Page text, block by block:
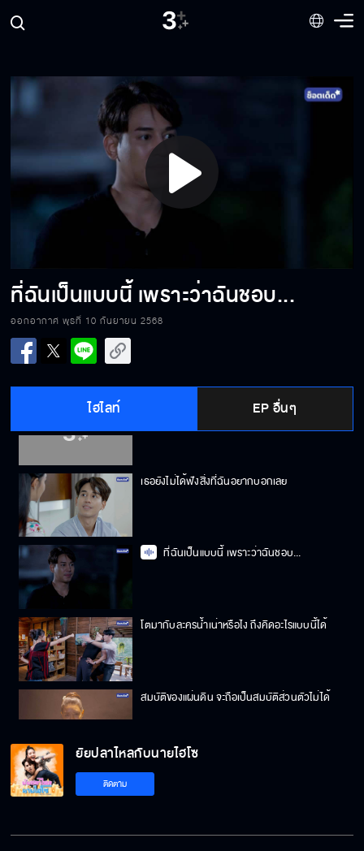
Play
Video
ที่ฉันเป็นแบบนี้ เพราะว่าฉันชอบ...
ออกอากาศ พุธที่ 10 กันยายน 2568
ไฮไลท์ EP อื่นๆ
เป็นแกในแบบที่แกเป็น ดีที่สุดแล้ว
เอ็งขโมยวัตถุโบราณไปขายเหรอ
คนไม่เอาไหน ไม่กล้าทำอะไรเสี่ยง ๆ หรอก
เธอยังไม่ได้ฟังสิ่งที่ฉันอยากบอกเลย
ที่ฉันเป็นแบบนี้ เพราะว่าฉันชอบ...
โตมากับละครน้ำเน่าหรือไง ถึงคิดอะไรแบบนี้ได้
สมบัติของแผ่นดิน จะถือเป็นสมบัติส่วนตัวไม่ได้
เด็กกรุงเทพ ฯ มีเป็นร้อย ไม่ใช่หรอกมั้ง
ยัยปลาไหลกับนายไฮโซ
ติดตาม